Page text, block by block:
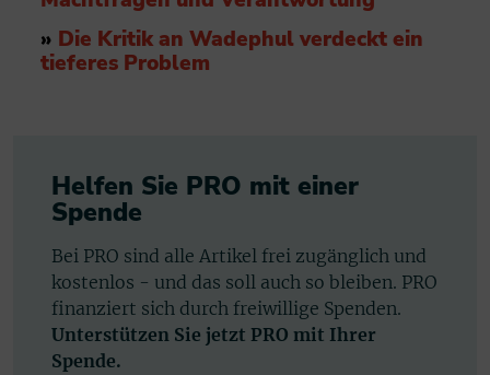
» Die Kritik an Wadephul verdeckt ein
tieferes Problem
Helfen Sie PRO mit einer
Spende
Bei PRO sind alle Artikel frei zugänglich und
kostenlos - und das soll auch so bleiben. PRO
finanziert sich durch freiwillige Spenden.
Unterstützen Sie jetzt PRO mit Ihrer
Spende.